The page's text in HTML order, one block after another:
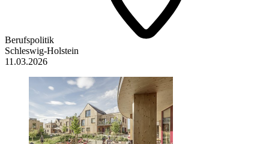
Berufspolitik
Schleswig-Holstein
11.03.2026